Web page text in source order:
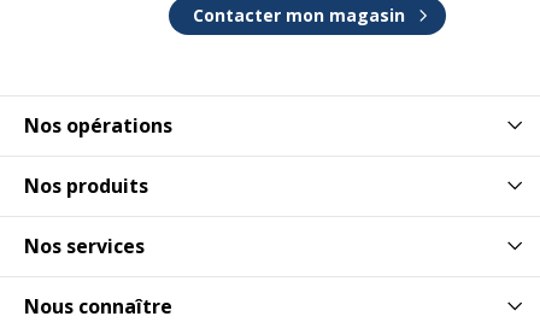
Nos opérations
Nos produits
Nos services
Nous connaître
Contacter mon magasin